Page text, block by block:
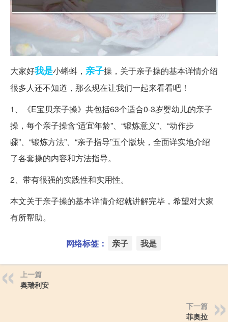
大家好我是小蝌蚪， 亲子操，关于亲子操的基本详情介绍
很多人还不知道，那么现在让我们一起来看看吧！
1、《E宝贝亲子操》共包括63个适合0-3岁婴幼儿的亲子
操，每个亲子操含“适宜年龄”、“锻炼意义”、“动作步
骤”、“锻炼方法”、“亲子指导”五个版块，全面详实地介绍
了各套操的内容和方法指导。
2、带有很强的实践性和实用性。
本文关于亲子操的基本详情介绍就讲解完毕，希望对大家
有所帮助。
网络标签： 亲子 我是
上一篇
奥瑞利安
下一篇
菲奥拉